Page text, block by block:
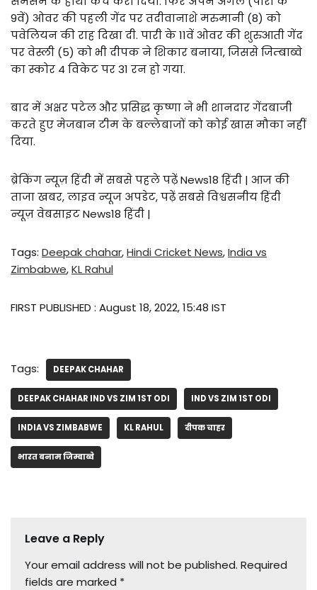
9वें) ओवर की पहली गेंद पर तदीवानाशे मरुमानी (8) को
पवेलियन की राह दिखा दी. पारी के 11वें ओवर की शुरुआती गेंद
पर वेस्ली (5) को भी दीपक ने शिकार बनाया, जिससे जिम्बाब्वे
का स्कोर 4 विकेट पर 31 रन हो गया.
बाद में अक्षर पटेल और प्रसिद्ध कृष्णा ने भी शानदार गेंदबाजी
करते हुए मेजबान टीम के बल्लेबाजों को कोई खास मौका नहीं
दिया.
ब्रेकिंग न्यूज़ हिंदी में सबसे पहले पढ़ें News18 हिंदी | आज की
ताजा खबर, लाइव न्यूज अपडेट, पढ़ें सबसे विश्वसनीय हिंदी
न्यूज़ वेबसाइट News18 हिंदी |
Tags: Deepak chahar,Hindi Cricket News,India vs
Zimbabwe,KL Rahul
FIRST PUBLISHED : August 18, 2022, 15:48 IST
Tags: DEEPAK CHAHAR
DEEPAK CHAHAR IND VS ZIM 1ST ODI IND VS ZIM 1ST ODI
INDIA VS ZIMBABWE KL RAHUL दीपक चाहर
भारत बनाम जिम्बाब्वे
Leave a Reply
Your email address will not be published. Required
fields are marked *